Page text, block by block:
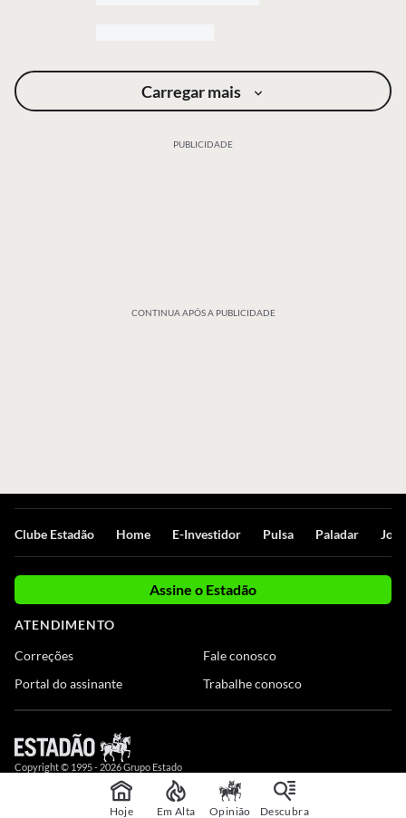
Carregar mais
PUBLICIDADE
CONTINUA APÓS A PUBLICIDADE
Clube Estadão Home E-Investidor Pulsa Paladar
Assine o Estadão
ATENDIMENTO
Correções
Portal do assinante
Fale conosco
Trabalhe conosco
Copyright © 1995 - 2026Grupo Estado
Hoje Em Alta Opinião Descubra